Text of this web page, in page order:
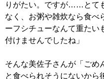
りがたい。ですが……とて
なく、お粥や雑炊なら食べ
ーフシチューなんて重たい
付けませんでしたね」
そんな美佐子さんが「ごめ
と食べられそうにないから